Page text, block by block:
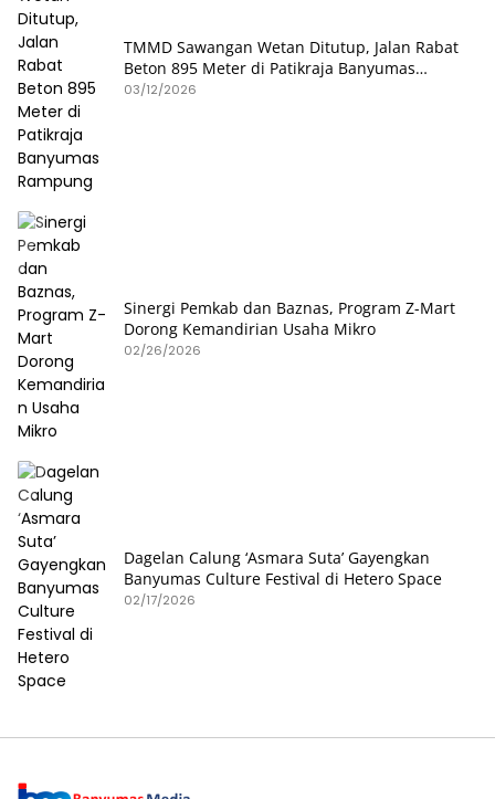
TMMD Sawangan Wetan Ditutup, Jalan Rabat
Beton 895 Meter di Patikraja Banyumas
Rampung
03/12/2026
Sinergi Pemkab dan Baznas, Program Z-Mart
Dorong Kemandirian Usaha Mikro
02/26/2026
Dagelan Calung ‘Asmara Suta’ Gayengkan
Banyumas Culture Festival di Hetero Space
02/17/2026